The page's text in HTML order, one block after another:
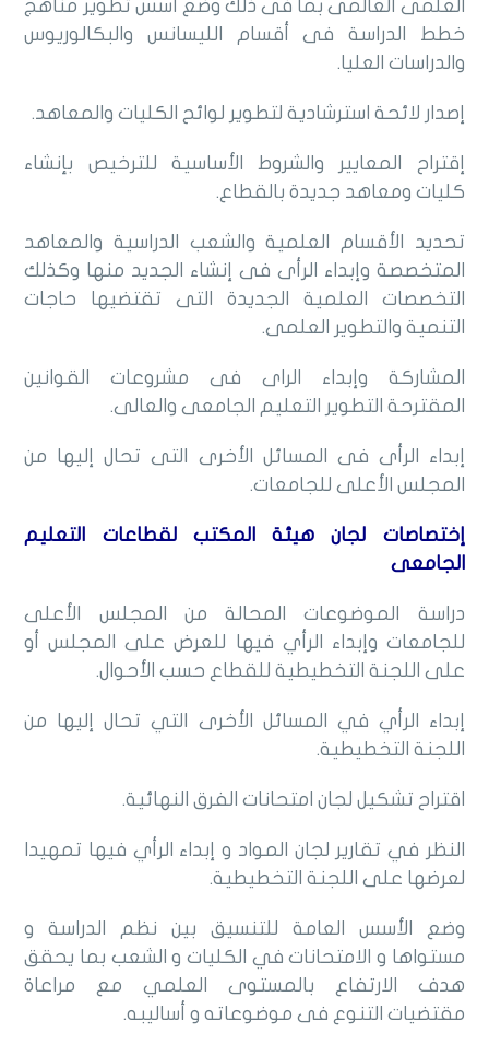
العلمى العالمى بما فى ذلك وضع أسس تطوير مناهج
خطط الدراسة فى أقسام الليسانس والبكالوريوس
والدراسات العليا.
إصدار لائحة استرشادية لتطوير لوائح الكليات والمعاهد.
إقتراح المعايير والشروط الأساسية للترخيص بإنشاء
كليات ومعاهد جديدة بالقطاع.
تحديد الأقسام العلمية والشعب الدراسية والمعاهد
المتخصصة وإبداء الرأى فى إنشاء الجديد منها وكذلك
التخصصات العلمية الجديدة التى تقتضيها حاجات
التنمية والتطوير العلمى.
المشاركة وإبداء الراى فى مشروعات القوانين
المقترحة التطوير التعليم الجامعى والعالى.
إبداء الرأى فى المسائل الأخرى التى تحال إليها من
المجلس الأعلى للجامعات.
إختصاصات لجان هيئة المكتب لقطاعات التعليم
الجامعى
دراسة الموضوعات المحالة من المجلس الأعلى
للجامعات وإبداء الرأي فيها للعرض على المجلس أو
على اللجنة التخطيطية للقطاع حسب الأحوال.
إبداء الرأي في المسائل الأخرى التي تحال إليها من
اللجنة التخطيطية.
اقتراح تشكيل لجان امتحانات الفرق النهائية.
النظر في تقارير لجان المواد و إبداء الرأي فيها تمهيدا
لعرضها على اللجنة التخطيطية.
وضع الأسس العامة للتنسيق بين نظم الدراسة و
مستواها و الامتحانات في الكليات و الشعب بما يحقق
هدف الارتفاع بالمستوى العلمي مع مراعاة
مقتضيات التنوع فى موضوعاته و أساليبه.